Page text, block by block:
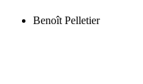
Benoît Pelletier